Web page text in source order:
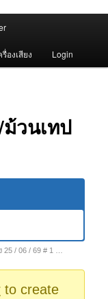
องเสียง Login
วนเทป
25 / 06 / 69 # 1 …
to create